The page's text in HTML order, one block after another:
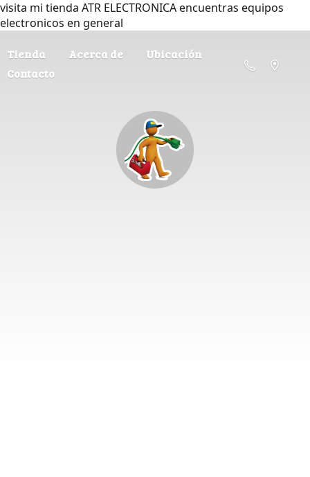
visita mi tienda ATR ELECTRONICA encuentras equipos
electronicos en general
Tienda Acerca de
Ubicación
Contacto